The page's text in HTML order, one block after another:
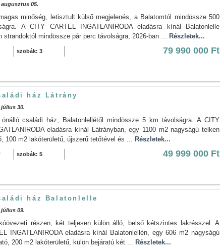
05.
minőség, letisztult külső megjelenés, a Balatomtól mindössze 500
A CITY CARTEL INGATLANIRODA eladásra kínál Balatonlelle
strandoktól mindössze pár perc távolságra, 2026-ban ... Részletek...
szobák: 3 79 990 000 Ft
ház Látrány
július 30.
családi ház, Balatonlellétől mindössze 5 km távolságra. A CITY
eladásra kínál Látrányban, egy 1100 m2 nagyságú telken
100 m2 lakóterületű, újszerű tetőtével és ... Részletek...
szobák: 5 49 999 000 Ft
ház Balatonlelle
július 09.
részen, két teljesen külön álló, belső kétszintes lakrésszel. A
INGATLANIRODA eladásra kínál Balatonlellén, egy 606 m2 nagyságú
200 m2 lakóterületű, külön bejáratú két ... Részletek...